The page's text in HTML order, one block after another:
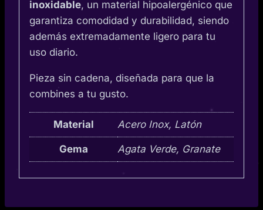
inoxidable, un material hipoalergénico que
garantiza comodidad y durabilidad, siendo
además extremadamente ligero para tu
uso diario.
Pieza sin cadena, diseñada para que la
combines a tu gusto.
Material Acero Inox, Latón
Gema Agata Verde, Granate